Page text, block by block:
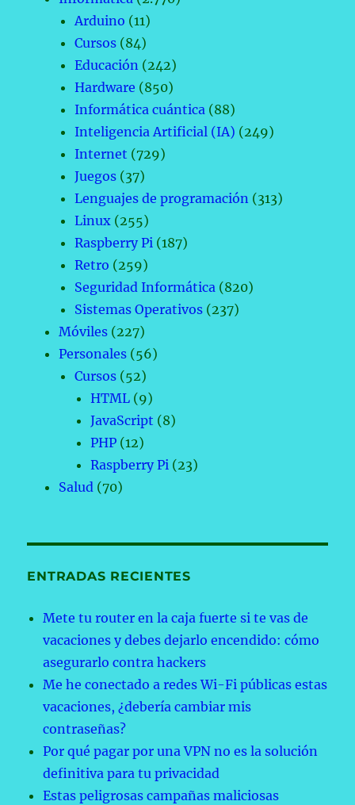
Arduino (11)
Cursos (84)
Educación (242)
Hardware (850)
Informática cuántica (88)
Inteligencia Artificial (IA) (249)
Internet (729)
Juegos (37)
Lenguajes de programación (313)
Linux (255)
Raspberry Pi (187)
Retro (259)
Seguridad Informática (820)
Sistemas Operativos (237)
Móviles (227)
Personales (56)
Cursos (52)
HTML (9)
JavaScript (8)
PHP (12)
Raspberry Pi (23)
Salud (70)
ENTRADAS RECIENTES
Mete tu router en la caja fuerte si te vas de
vacaciones y debes dejarlo encendido: cómo
asegurarlo contra hackers
Me he conectado a redes Wi-Fi públicas estas
vacaciones, ¿debería cambiar mis
contraseñas?
Por qué pagar por una VPN no es la solución
definitiva para tu privacidad
Estas peligrosas campañas maliciosas